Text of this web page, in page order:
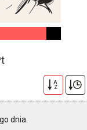
A
Z
dnia.